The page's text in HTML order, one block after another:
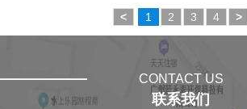
< 1 2 3 4 >
CONTACT US
联系我们